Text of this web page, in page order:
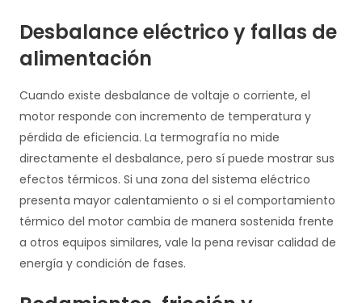
Desbalance eléctrico y fallas de
alimentación
Cuando existe desbalance de voltaje o corriente, el
motor responde con incremento de temperatura y
pérdida de eficiencia. La termografía no mide
directamente el desbalance, pero sí puede mostrar sus
efectos térmicos. Si una zona del sistema eléctrico
presenta mayor calentamiento o si el comportamiento
térmico del motor cambia de manera sostenida frente
a otros equipos similares, vale la pena revisar calidad de
energía y condición de fases.